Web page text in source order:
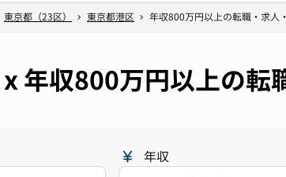
東京都（23区） 東京都港区 年収800万円以上の転職・求人
年収800万円以上の転
年収